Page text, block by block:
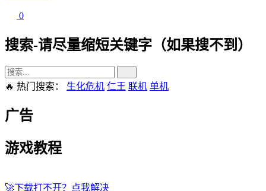
0
搜索-请尽量缩短关键字（如果搜不到）
🔥 热门搜索： 生化危机 仁王 联机 单机
广告
游戏教程
🚀下载打不开？点我解决